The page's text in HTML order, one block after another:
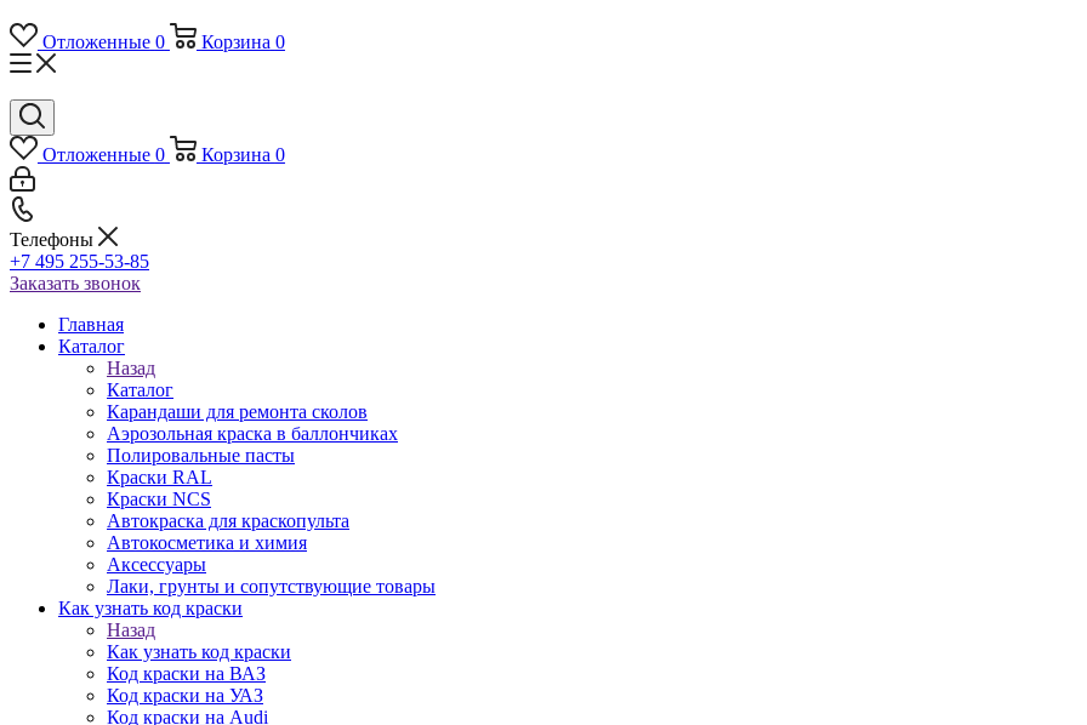
Отложенные 0 Корзина 0
Отложенные 0 Корзина 0
Телефоны
+7 495 255-53-85
Заказать звонок
Главная
Каталог
Назад
Каталог
Карандаши для ремонта сколов
Аэрозольная краска в баллончиках
Полировальные пасты
Краски RAL
Краски NCS
Автокраска для краскопульта
Автокосметика и химия
Аксессуары
Лаки, грунты и сопутствующие товары
Как узнать код краски
Назад
Как узнать код краски
Код краски на ВАЗ
Код краски на УАЗ
Код краски на Audi